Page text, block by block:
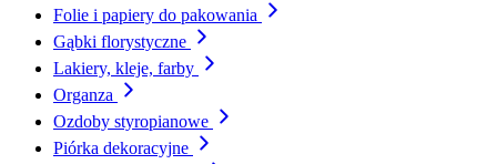
Folie i papiery do pakowania
Gąbki florystyczne
Lakiery, kleje, farby
Organza
Ozdoby styropianowe
Piórka dekoracyjne